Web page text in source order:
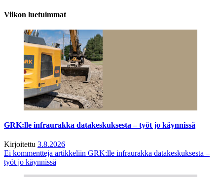
Viikon luetuimmat
GRK:lle infraurakka datakeskuksesta – työt jo käynnissä
Kirjoitettu 3.8.2026
Ei kommentteja artikkeliin GRK:lle infraurakka datakeskuksesta –
työt jo käynnissä